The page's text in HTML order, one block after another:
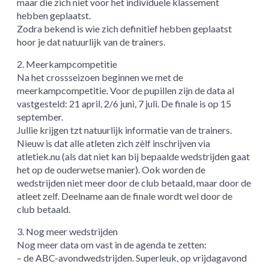
hebben geplaatst.
Zodra bekend is wie zich definitief hebben geplaatst
hoor je dat natuurlijk van de trainers.
2. Meerkampcompetitie
Na het crossseizoen beginnen we met de
meerkampcompetitie. Voor de pupillen zijn de data al
vastgesteld: 21 april, 2/6 juni, 7 juli. De finale is op 15
september.
Jullie krijgen tzt natuurlijk informatie van de trainers.
Nieuw is dat alle atleten zich zèlf inschrijven via
atletiek.nu (als dat niet kan bij bepaalde wedstrijden gaat
het op de ouderwetse manier). Ook worden de
wedstrijden niet meer door de club betaald, maar door de
atleet zelf. Deelname aan de finale wordt wel door de
club betaald.
3. Nog meer wedstrijden
Nog meer data om vast in de agenda te zetten:
– de ABC-avondwedstrijden. Superleuk, op vrijdagavond